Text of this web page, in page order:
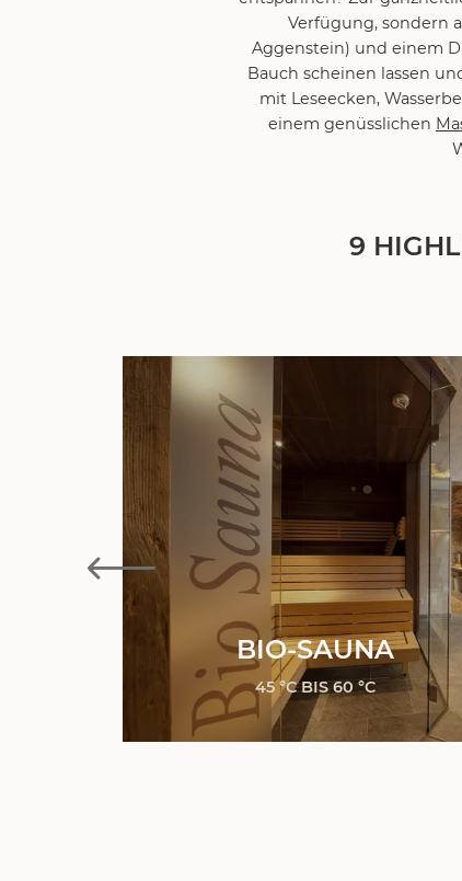
Verfügung, sondern
Aggenstein) und einem
Bauch scheinen lassen
mit Leseecken,
einem genüsslichen
9
BIO-SAUNA
45 °C BIS 60 °C